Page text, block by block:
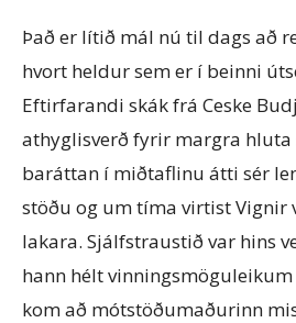
Það er lítið mál nú til dags að
hvort heldur sem er í beinni
Eftirfarandi skák frá Ceske
athyglisverð fyrir margra hluta
baráttan í miðtaflinu átti sér
stöðu og um tíma virtist Vignir
lakara. Sjálfstraustið var hins
hann hélt
kom að mótstöðumaðurinn